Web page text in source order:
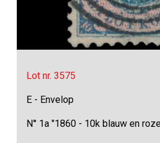
Lot nr. 3575
E - Envelop
N° 1a "1860 - 10k blauw en